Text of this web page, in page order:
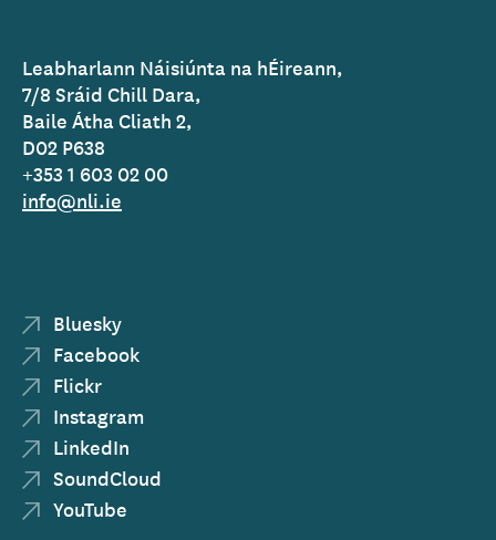
Leabharlann Náisiúnta na hÉireann,
7/8 Sráid Chill Dara,
Baile Átha Cliath 2,
D02 P638
+353 1 603 02 00
info@nli.ie
Bluesky
Facebook
Flickr
Instagram
LinkedIn
SoundCloud
YouTube